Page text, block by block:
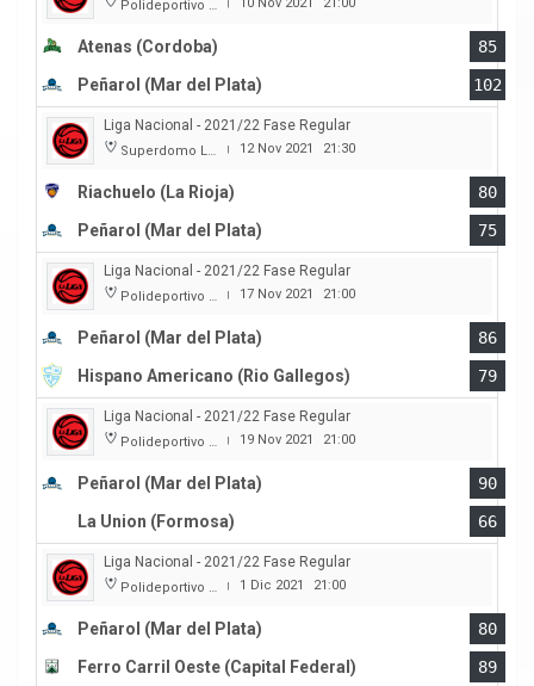
Polideportivo Carlos Cerutti | 10 Nov 2021 21:00
Atenas (Cordoba)
85
Peñarol (Mar del Plata)
102
Liga Nacional - 2021/22 Fase Regular
Superdomo La Rioja | 12 Nov 2021 21:30
Riachuelo (La Rioja)
80
Peñarol (Mar del Plata)
75
Liga Nacional - 2021/22 Fase Regular
Polideportivo Islas Malvinas | 17 Nov 2021 21:00
Peñarol (Mar del Plata)
86
Hispano Americano (Rio Gallegos)
79
Liga Nacional - 2021/22 Fase Regular
Polideportivo Islas Malvinas | 19 Nov 2021 21:00
Peñarol (Mar del Plata)
90
La Union (Formosa)
66
Liga Nacional - 2021/22 Fase Regular
Polideportivo Islas Malvinas | 1 Dic 2021 21:00
Peñarol (Mar del Plata)
80
Ferro Carril Oeste (Capital Federal)
89